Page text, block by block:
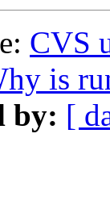
CVS
is
by: [